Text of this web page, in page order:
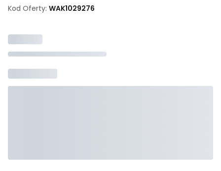
Kod Oferty: WAK1029276